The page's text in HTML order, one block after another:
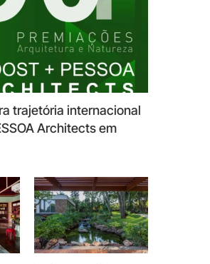
trajetória internacional
Architects em